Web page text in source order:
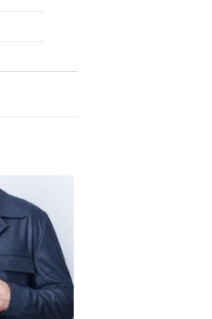
Додати
до
списку
бажань!